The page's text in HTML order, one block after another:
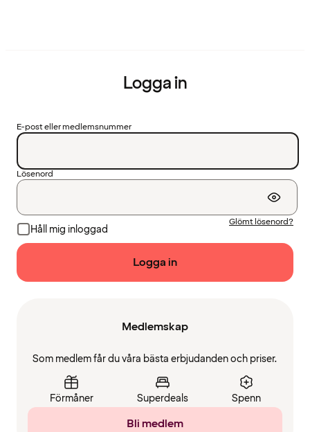
Logga in
E-post eller medlemsnummer
Lösenord
Håll mig inloggad
Glömt lösenord?
Logga in
Medlemskap
Som medlem får du våra bästa erbjudanden och priser.
Förmåner Superdeals Spenn
Bli medlem